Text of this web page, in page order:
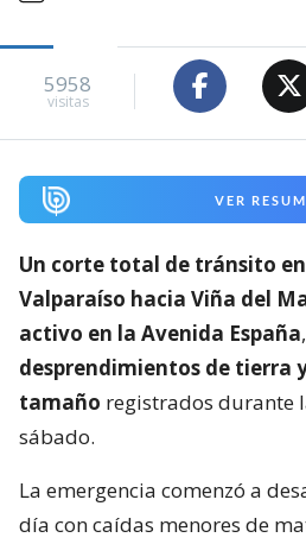
5958
visitas
VER
Un corte total de tránsito
Valparaíso hacia Viña del
activo en la Avenida España
desprendimientos de tierra
tamaño registrados durante
sábado.
La emergencia comenzó a
día con caídas menores de